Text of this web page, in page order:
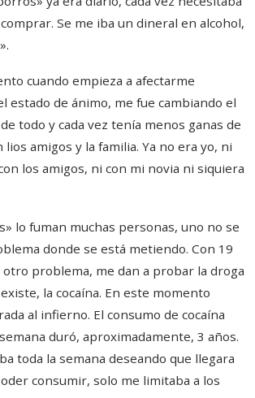
Se me iba un dineral en alcohol,
cuando empieza a afectarme
estado de ánimo, me fue cambiando el
todo y cada vez tenía menos ganas de
amigos y la familia. Ya no era yo, ni
los amigos, ni con mi novia ni siquiera
lo fuman muchas personas, uno no se
donde se está metiendo. Con 19
otro problema, me dan a probar la droga
la cocaína. En este momento
al infierno. El consumo de cocaína
duró, aproximadamente, 3 años.
toda la semana deseando que llegara
consumir, solo me limitaba a los